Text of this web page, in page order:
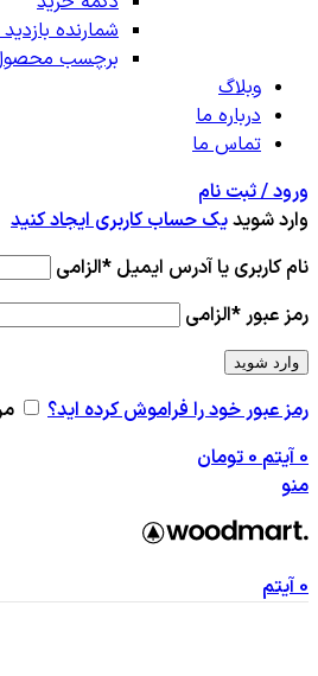
شمارنده
برچسب
وبلاگ
درباره ما
تماس ما
ورود / ثبت نام
وارد شویدیک حساب کاربری ایجاد کنید
نام کاربری یا آدرس ایمیل *الزامی
رمز عبور*الزامی
وارد شوید
رمز عبور خود را فراموش کرده اید؟
0آیتم 0تومان
منو
0آیتم